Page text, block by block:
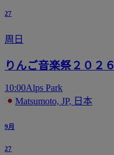
27
周日
りんご音楽祭２０２６
10:00Alps Park
Matsumoto, JP, 日本
9月
27